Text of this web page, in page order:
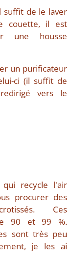
suffit de le laver
couette, il est
une housse
un purificateur
ci (il suffit de
vers le
recycle l'air
procurer des
Ces
90 et 99 %.
sont très peu
je les ai